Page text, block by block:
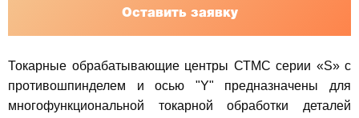
Оставить заявку
Токарные обрабатывающие центры СТМС серии «S» с
противошпинделем и осью "Y" предназначены для
многофункциональной токарной обработки деталей